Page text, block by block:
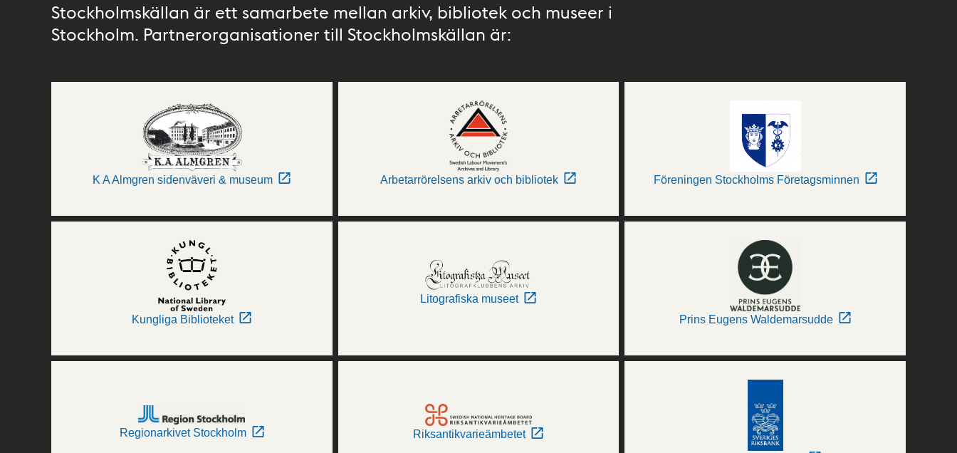
Stockholmskällan är ett samarbete mellan arkiv, bibliotek och museer i
Stockholm. Partnerorganisationer till Stockholmskällan är:
K A Almgren sidenväveri & museum Arbetarrörelsens arkiv och bibliotek Föreningen Stockholms Företagsminnen
Kungliga Biblioteket
Litografiska museet
Prins Eugens Waldemarsudde
Regionarkivet Stockholm Riksantikvarieämbetet